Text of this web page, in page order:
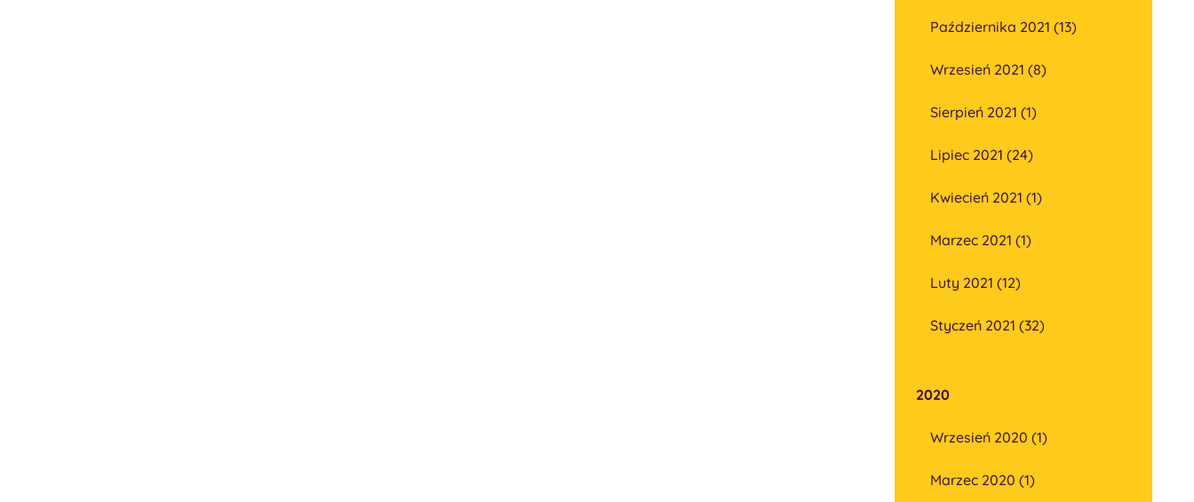
Października 2021 (13)
Wrzesień 2021 (8)
Sierpień 2021 (1)
Lipiec 2021 (24)
Kwiecień 2021 (1)
Marzec 2021 (1)
Luty 2021 (12)
Styczeń 2021 (32)
2020
Wrzesień 2020 (1)
Marzec 2020 (1)